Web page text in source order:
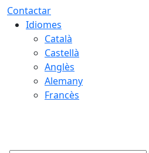
Contactar
Idiomes
Català
Castellà
Anglès
Alemany
Francès